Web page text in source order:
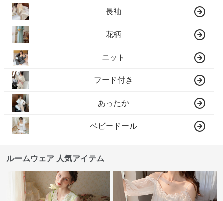
長袖
花柄
ニット
フード付き
あったか
ベビードール
ルームウェア 人気アイテム